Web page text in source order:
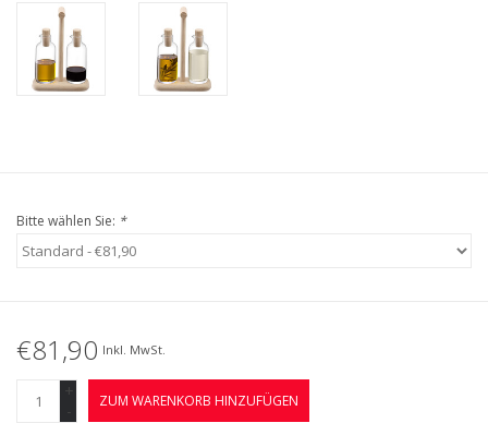
Bitte wählen Sie: *
€81,90 Inkl. MwSt.
+
-
ZUM WARENKORB HINZUFÜGEN